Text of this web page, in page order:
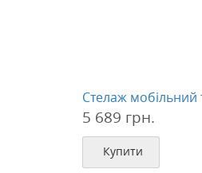
Стелаж мобільний
5 689 грн.
Купити